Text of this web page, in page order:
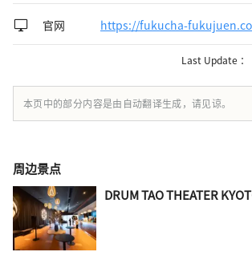
官网 https://fukucha-
Last Update ：
本页中的部分内容是由自动翻译生成，请见谅。
周边景点
DRUM TAO THEATER